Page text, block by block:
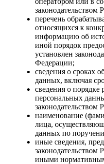
законодательством
перечень
относящихся к
информацию об
иной порядок
установлен
Федерации;
сведения о сроках
данных, включая
сведения о порядке
персональных
законодательством
наименование
лица,
данных по
иные сведения,
законодательством
иными